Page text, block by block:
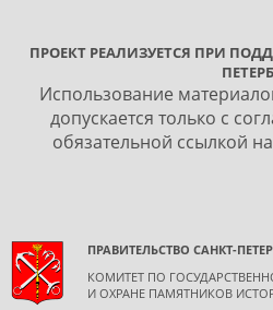
ПРОЕКТ РЕАЛИЗУЕТСЯ ПРИ
Использование
допускается только с
обязательной ссылкой
ПРАВИТЕЛЬСТВО САНКТ-
КОМИТЕТ ПО
И ОХРАНЕ ПАМЯТНИКОВ